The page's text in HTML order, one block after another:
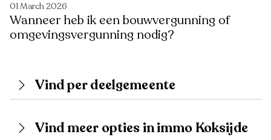
01 March 2026
Wanneer heb ik een bouwvergunning of
omgevingsvergunning nodig?
Vind per deelgemeente
Vind meer opties in immo Koksijde